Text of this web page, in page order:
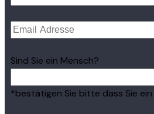
Sind Sie ein Mensch?
*bestätigen Sie bitte dass Sie ein